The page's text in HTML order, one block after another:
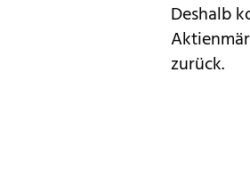
Deshalb
zurück.